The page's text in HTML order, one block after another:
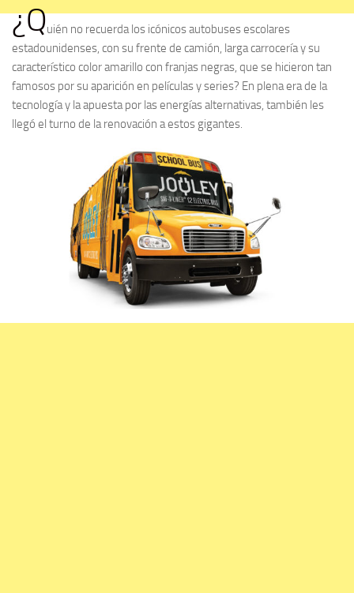
¿Quién no recuerda los icónicos autobuses escolares
estadounidenses, con su frente de camión, larga carrocería y su
característico color amarillo con franjas negras, que se hicieron tan
famosos por su aparición en películas y series? En plena era de la
tecnología y la apuesta por las energías alternativas, también les
llegó el turno de la renovación a estos gigantes.